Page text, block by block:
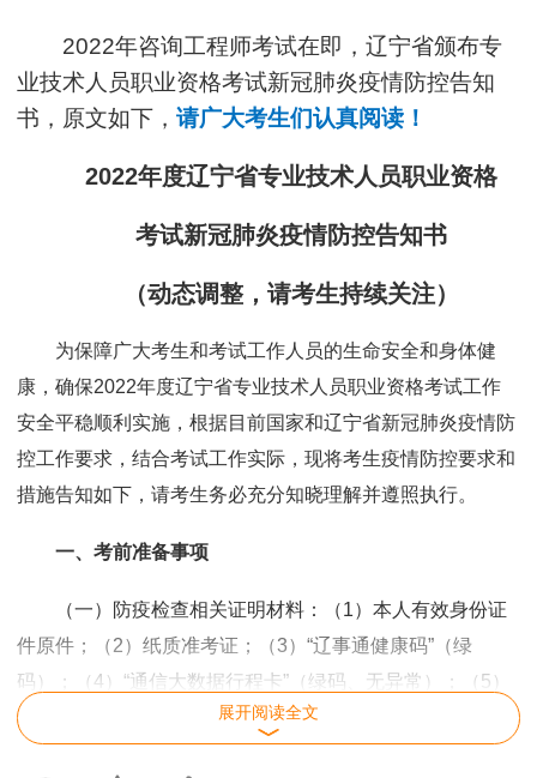
2022年咨询工程师考试在即，辽宁省颁布专
业技术人员职业资格考试新冠肺炎疫情防控告知
书，原文如下，请广大考生们认真阅读！
2022年度辽宁省专业技术人员职业资格
考试新冠肺炎疫情防控告知书
（动态调整，请考生持续关注）
为保障广大考生和考试工作人员的生命安全和身体健
康，确保2022年度辽宁省专业技术人员职业资格考试工作
安全平稳顺利实施，根据目前国家和辽宁省新冠肺炎疫情防
控工作要求，结合考试工作实际，现将考生疫情防控要求和
措施告知如下，请考生务必充分知晓理解并遵照执行。
一、考前准备事项
（一）防疫检查相关证明材料：（1）本人有效身份证
件原件；（2）纸质准考证；（3）“辽事通健康码”（绿
码）；（4）“通信大数据行程卡”（绿码、无异常）；（5）
本人
考前48小时内（以采样时间为准）辽宁省范围
展开阅读全文